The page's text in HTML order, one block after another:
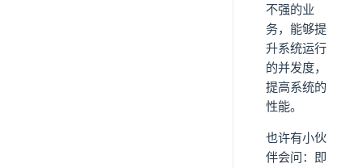
不强的业
务，能够提
升系统运行
的并发度，
提高系统的
性能。
也许有小伙
伴会问：即